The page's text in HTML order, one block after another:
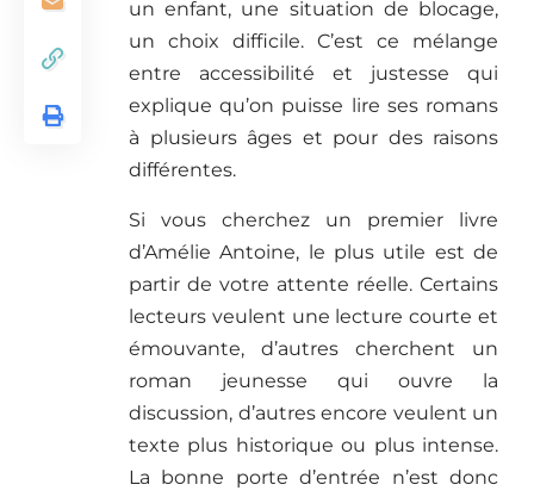
un enfant, une situation de blocage,
un choix difficile. C’est ce mélange
entre accessibilité et justesse qui
explique qu’on puisse lire ses romans
à plusieurs âges et pour des raisons
différentes.
Si vous cherchez un premier livre
d’Amélie Antoine, le plus utile est de
partir de votre attente réelle. Certains
lecteurs veulent une lecture courte et
émouvante, d’autres cherchent un
roman jeunesse qui ouvre la
discussion, d’autres encore veulent un
texte plus historique ou plus intense.
La bonne porte d’entrée n’est donc